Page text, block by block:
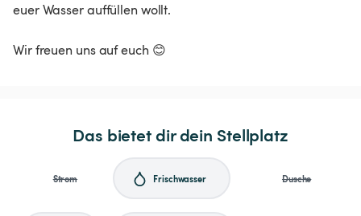
euer Wasser auffüllen wollt.
Wir freuen uns auf euch 😊
Das bietet dir dein Stellplatz
Strom Frischwasser Dusche